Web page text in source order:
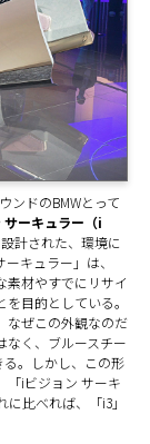
ンドのBMWとって
サーキュラー（i
計された、環境に
キュラー」は、
素材やすでにリサイ
目的としている。
なぜこの外観なのだ
く、ブルースチー
る。しかし、この形
「iビジョン サーキ
比べれば、「i3」